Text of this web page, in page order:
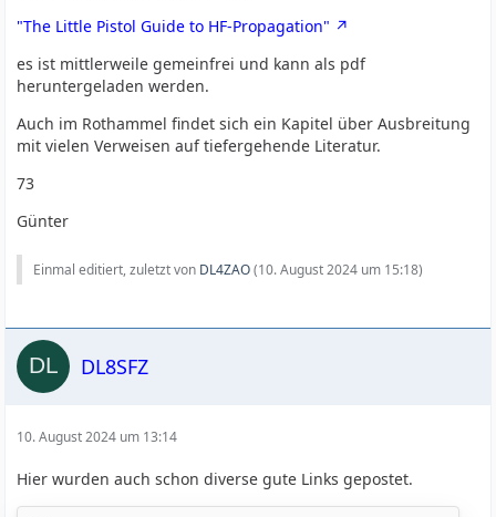
"The Little Pistol Guide to HF-Propagation"
es ist mittlerweile gemeinfrei und kann als pdf
heruntergeladen werden.
Auch im Rothammel findet sich ein Kapitel über Ausbreitung
mit vielen Verweisen auf tiefergehende Literatur.
73
Günter
Einmal editiert, zuletzt von DL4ZAO(10. August 2024 um 15:18)
DL8SFZ
10. August 2024 um 13:14
Hier wurden auch schon diverse gute Links gepostet.